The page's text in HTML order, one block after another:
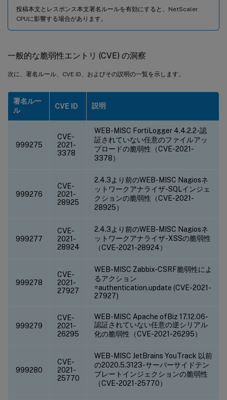
投稿本文とレスポンス本文署名ルールを有効にすると、NetScaler
CPUに影響する場合があります。
一般的な脆弱性エントリ (CVE) の洞察
次に、署名ルール、CVE ID、およびその説明の一覧を示します。
署名ルー
ル
CVE ID 説明
999275
CVE-
2021-
3378
WEB-MISC FortiLogger 4.4.2.2-認
証されていない任意のファイルアッ
プロードの脆弱性（CVE-2021-
3378）
999276
CVE-
2021-
28925
2.4.3より前のWEB-MISC Nagiosネ
ットワークアナライザ-SQLインジェ
クションの脆弱性（CVE-2021-
28925）
999277
CVE-
2021-
28924
2.4.3より前のWEB-MISC Nagiosネ
ットワークアナライザ-XSSの脆弱性
（CVE-2021-28924）
999278
CVE-
2021-
27927
WEB-MISC Zabbix-CSRF脆弱性によ
るアクション
=authentication.update (CVE-2021-
27927)
999279
CVE-
2021-
26295
WEB-MISC Apache ofBiz 17.12.06-
認証されていない任意の逆シリアル
化の脆弱性（CVE-2021-26295）
999280
CVE-
2021-
25770
WEB-MISC JetBrains YouTrack 以前
の2020.5.3123-サーバーサイドテン
プレートインジェクションの脆弱性
（CVE-2021-25770）